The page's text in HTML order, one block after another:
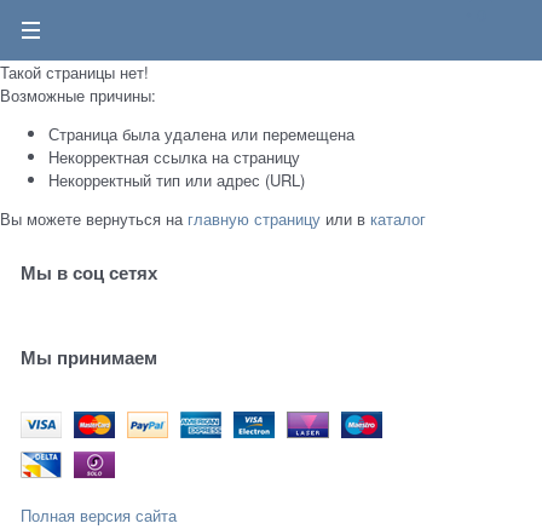
Такой страницы нет!
Возможные причины:
Страница была удалена или перемещена
Некорректная ссылка на страницу
Некорректный тип или адрес (URL)
Вы можете вернуться на главную страницу или в каталог
Мы в соц сетях
Мы принимаем
Полная версия сайта